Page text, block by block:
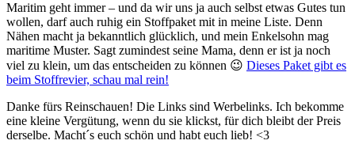
Maritim geht immer – und da wir uns ja auch selbst etwas Gutes tun
wollen, darf auch ruhig ein Stoffpaket mit in meine Liste. Denn
Nähen macht ja bekanntlich glücklich, und mein Enkelsohn mag
maritime Muster. Sagt zumindest seine Mama, denn er ist ja noch
viel zu klein, um das entscheiden zu können 😉 Dieses Paket gibt es
beim Stoffrevier, schau mal rein!
Danke fürs Reinschauen! Die Links sind Werbelinks. Ich bekomme
eine kleine Vergütung, wenn du sie klickst, für dich bleibt der Preis
derselbe. Macht´s euch schön und habt euch lieb! <3